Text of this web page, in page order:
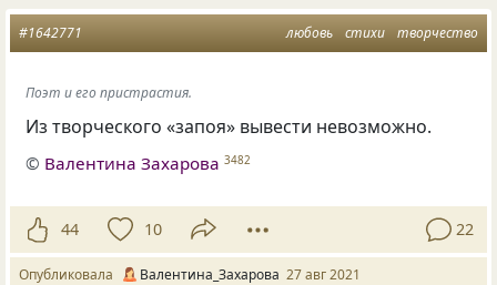
любовь стихи творчество
#1642771
Поэт и его пристрастия.
Из творческого «запоя» вывести невозможно.
© Валентина Захарова 3482
44 10 22
Опубликовала Валентина_Захарова 27 авг 2021